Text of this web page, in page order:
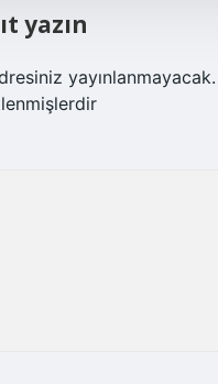
yazın
yayınlanmayacak.